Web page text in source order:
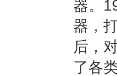
器。
器，
后，
了各